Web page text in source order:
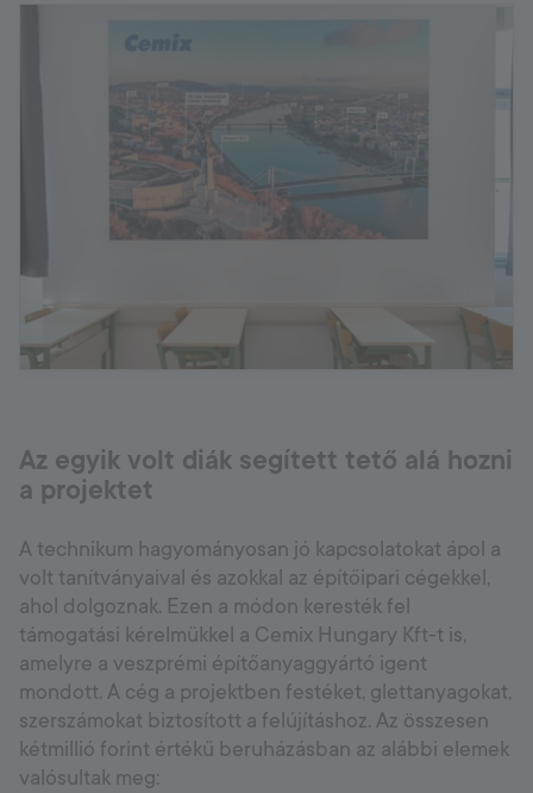
Az egyik volt diák segített tető alá hozni
a projektet
A technikum hagyományosan jó kapcsolatokat ápol a
volt tanítványaival és azokkal az építőipari cégekkel,
ahol dolgoznak. Ezen a módon keresték fel
támogatási kérelmükkel a Cemix Hungary Kft-t is,
amelyre a veszprémi építőanyaggyártó igent
mondott. A cég a projektben festéket, glettanyagokat,
szerszámokat biztosított a felújításhoz. Az összesen
kétmillió forint értékű beruházásban az alábbi elemek
valósultak meg: